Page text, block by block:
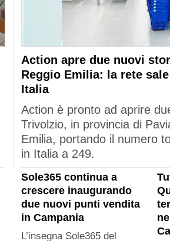
Action apre due nuovi
Reggio Emilia: la rete
Italia
Action è pronto ad aprire
Trivolzio, in provincia di
Emilia, portando il numero
in Italia a 249.
Sole365 continua a
crescere inaugurando
due nuovi punti vendita
in Campania
L’insegna Sole365 del